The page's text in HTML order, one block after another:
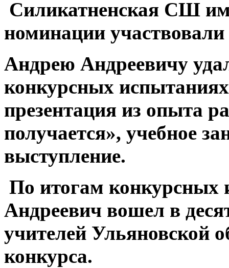
Силикатненская СШ
номинации
Андрею Андреевичу
конкурсных
презентация из опыта
получается», учебное
выступление.
По итогам конкурсных
Андреевич вошел в
учителей Ульяновской
конкурса.